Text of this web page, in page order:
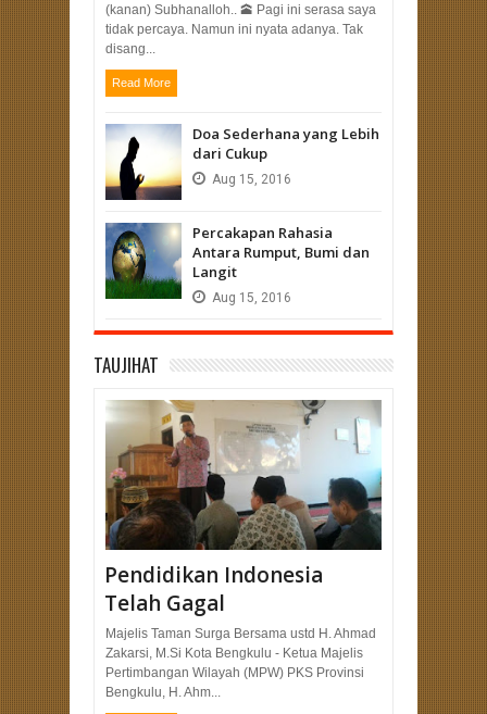
(kanan) Subhanalloh.. 🕋 Pagi ini serasa saya
tidak percaya. Namun ini nyata adanya. Tak
disang...
Read More
Doa Sederhana yang Lebih
dari Cukup
Aug 15, 2016
Percakapan Rahasia
Antara Rumput, Bumi dan
Langit
Aug 15, 2016
TAUJIHAT
Pendidikan Indonesia
Telah Gagal
Majelis Taman Surga Bersama ustd H. Ahmad
Zakarsi, M.Si Kota Bengkulu - Ketua Majelis
Pertimbangan Wilayah (MPW) PKS Provinsi
Bengkulu, H. Ahm...